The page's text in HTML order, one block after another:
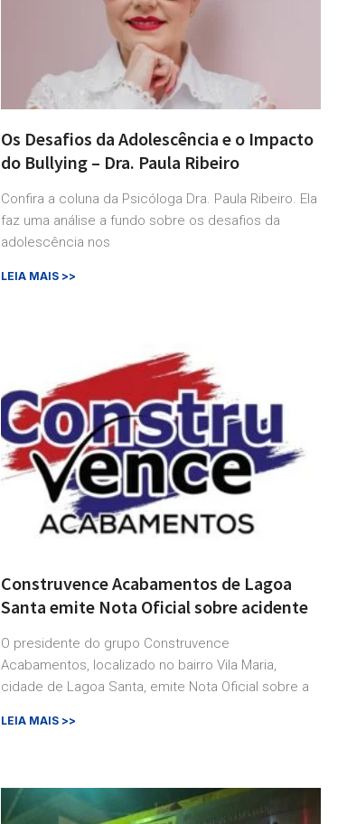
Os Desafios da Adolescência e o Impacto
do Bullying – Dra. Paula Ribeiro
Confira a coluna da Psicóloga Dra. Paula Ribeiro. Ela
faz uma análise a fundo sobre os desafios da
adolescência nos
LEIA MAIS >>
Construvence Acabamentos de Lagoa
Santa emite Nota Oficial sobre acidente
O presidente do grupo Construvence
Acabamentos, localizado no bairro Vila Maria,
cidade de Lagoa Santa, emite Nota Oficial sobre a
LEIA MAIS >>